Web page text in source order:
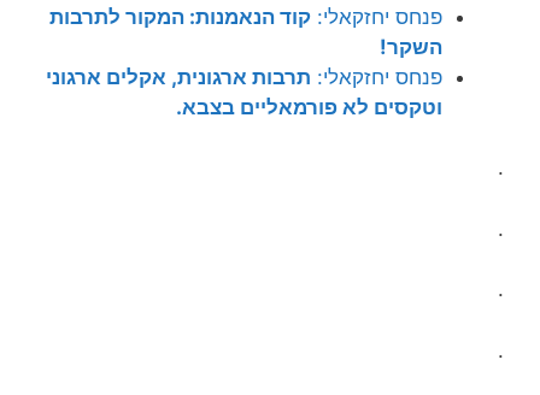
פנחס יחזקאלי: קוד הנאמנות: המקור לתרבות
השקר!
פנחס יחזקאלי: תרבות ארגונית, אקלים ארגוני
וטקסים לא פורמאליים בצבא.
.
.
.
.